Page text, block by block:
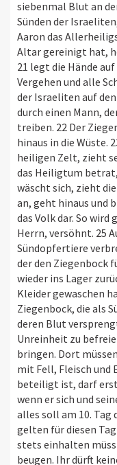
siebenmal Blut an
Sünden der
Aaron das
Altar gereinigt hat,
21 legt die Hände
Vergehen und alle
der Israeliten auf
durch einen Mann,
treiben. 22 Der
hinaus in die Wüste.
heiligen Zelt, zieht
das Heiligtum
wäscht sich, zieht
an, geht hinaus und
das Volk dar. So
Herrn, versöhnt. 25
Sündopfertiere
der den Ziegenbock
wieder ins Lager
Kleider gewaschen
Ziegenbock, die als
deren Blut
Unreinheit zu
bringen. Dort
mit Fell, Fleisch und
beteiligt ist, darf
wenn er sich und
alles soll am 10. Tag
gelten für diesen
stets einhalten
beugen. Ihr dürft